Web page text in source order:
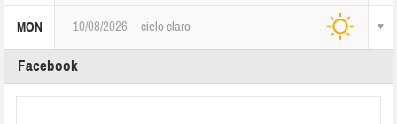
MON 10/08/2026 cielo claro
Facebook